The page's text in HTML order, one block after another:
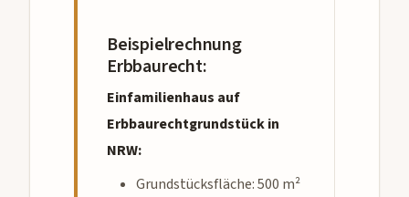
Beispielrechnung
Erbbaurecht:
Einfamilienhaus auf
Erbbaurechtgrundstück in
NRW:
Grundstücksfläche: 500 m²